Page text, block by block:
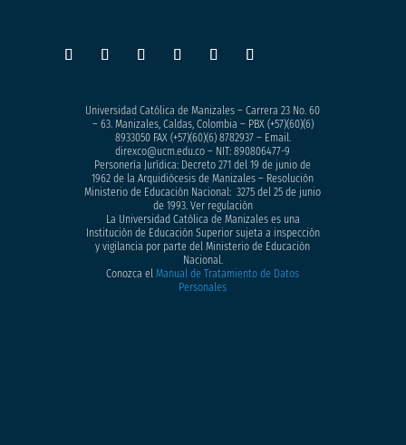
Universidad Católica de Manizales – Carrera 23 No. 60
– 63. Manizales, Caldas, Colombia – PBX (+57)(60)(6)
8933050FAX (+57)(60)(6) 8782937 – Email.
direxco@ucm.edu.co – NIT: 890806477-9
Personería Jurídica: Decreto 271 del 19 de junio de
1962 de la Arquidiócesis de Manizales – Resolución
Ministerio de Educación Nacional: 3275 del 25 de junio
de 1993. Ver regulación
La Universidad Católica de Manizales es una
Institución de Educación Superior sujeta a inspección
y vigilancia por parte del Ministerio de Educación
Nacional.
Conozca elManual de Tratamiento de Datos
Personales